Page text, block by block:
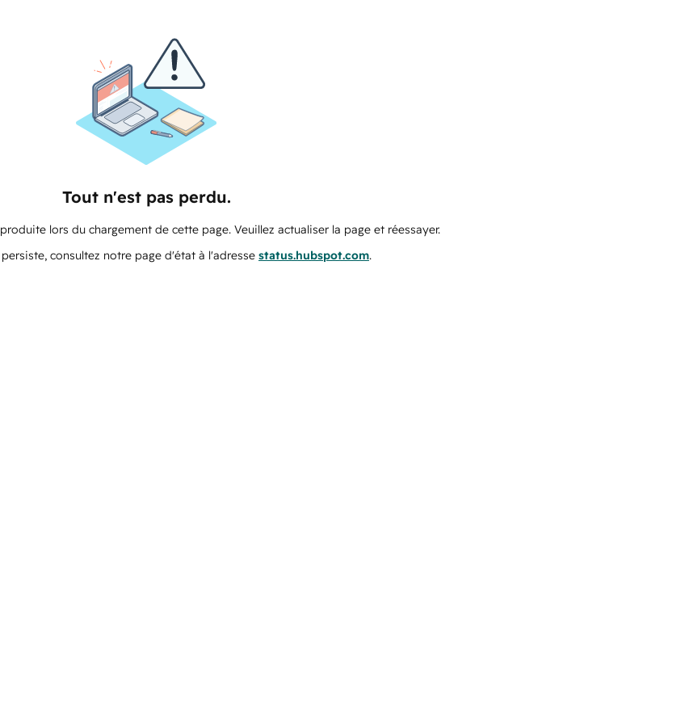
Tout n'est pas perdu.
lors du chargement de cette page. Veuillez actualiser la page et réessayer.
consultez notre page d'état à l'adresse status.hubspot.com.